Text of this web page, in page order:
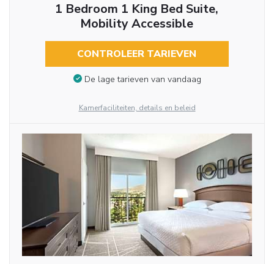
1 Bedroom 1 King Bed Suite,
Mobility Accessible
CONTROLEER TARIEVEN
De lage tarieven van vandaag
Kamerfaciliteiten, details en beleid